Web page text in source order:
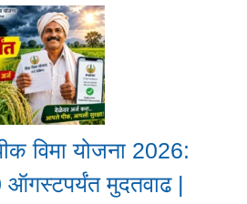
विमा योजना 2026:
ऑगस्टपर्यंत मुदतवाढ |